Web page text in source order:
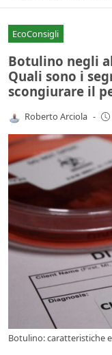
EcoConsigli
Botulino negli
Quali sono i
scongiurare il
Roberto Arciola -
Botulino: caratteristiche